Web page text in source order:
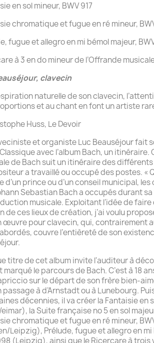
en sol mineur, BWV 917
chromatique et fugue en ré mineur,
fugue et allegro en mi bémol majeur,
à 3 en do mineur de l’Offrande
clavecin
naturelle de son clavecin,
et au chant en font un artiste
Huss, Le Devoir
et organiste Luc Beauséjour fait
avec l’album Bach, un
de Bach suit un itinéraire des différents
a travaillé ou occupé des postes. «
d’un prince ou d’un conseil municipal,
Sebastian Bach a occupés durant
musicale. Exploitant l’idée de faire
de ces lieux de création, j’ai voulu
œuvre pour clavecin, qui, contrairement
abordés, couvre l’entièreté de son
titre de cet album invite l'auditeur à
marqué le parcours de Bach. C’est à 18
sur le départ de son frère bien-
passage à d’Arnstadt ou à Lunebourg.
décennies, il va créer la Fantaisie en
la Suite française no 5 en sol
chromatique et fugue en ré mineur,
Leipzig), Prélude, fugue et allegro en mi
(Leipzig), ainsi que le Ricercare à trois